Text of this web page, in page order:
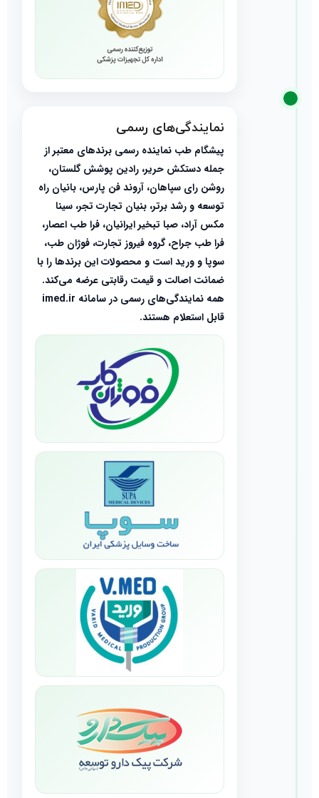
نمایندگی‌های رسمی
پیشگام طب نماینده رسمی برندهای معتبر از
جمله دستکش حریر، رادین پوشش گلستان،
روشن رای سپاهان، آروند فن پارس، بانیان راه
توسعه و رشد برتر، بنیان تجارت تجر، سینا
مکس آراد، صبا تبخیر ایرانیان، فرا طب اعصار،
فرا طب جراح، گروه فیروز تجارت، فوژان طب،
سوپا و ورید است و محصولات این برندها را با
ضمانت اصالت و قیمت رقابتی عرضه می‌کند.
همه نمایندگی‌های رسمی در سامانه imed.ir
قابل استعلام هستند.